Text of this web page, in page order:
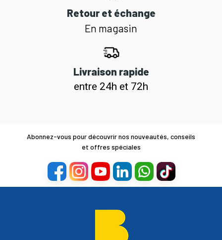
Retour et échange
En magasin
Livraison rapide
entre 24h et 72h
Abonnez-vous pour découvrir nos nouveautés, conseils
et offres spéciales